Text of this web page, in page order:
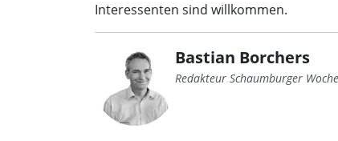
Interessenten sind willkommen.
Bastian Borchers
Redakteur Schaumburger